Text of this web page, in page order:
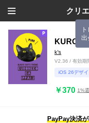
クリ
出
k's
V2.36 / 有効期
iOS 26デザ
￥370 1%
PayPay決済